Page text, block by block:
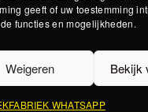
geeft of uw toestemming
functies en mogelijkheden.
Weigeren Bekijk
WHATSAPP